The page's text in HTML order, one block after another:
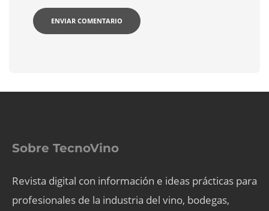
Sobre TecnoVino
Revista digital con información e ideas prácticas para
profesionales de la industria del vino, bodegas,